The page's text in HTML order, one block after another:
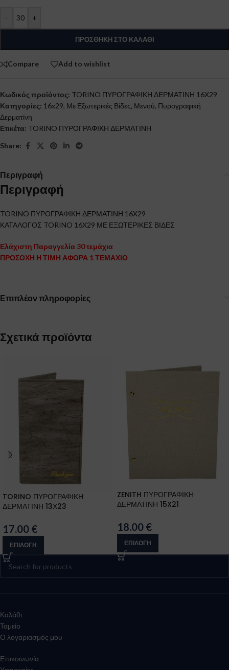
- +
ΠΡΟΣΘΉΚΗ ΣΤΟ ΚΑΛΆΘΙ
Compare Add to wishlist
Κωδικός προϊόντος: TORINO ΠΥΡΟΓΡΑΦΙΚΗ ΔΕΡΜΑΤΙΝΗ 16X29
Κατηγορίες: 16x29, Με Εξωτερικές Βίδες, Μενού, Πυρογραφική
Δερματίνη
Ετικέτα: TORINO ΠΥΡΟΓΡΑΦΙΚΗ ΔΕΡΜΑΤΙΝΗ
Share:
Περιγραφή
Περιγραφή
TORINO ΠΥΡΟΓΡΑΦΙΚΗ ΔΕΡΜΑΤΙΝΗ 16X29
ΚΑΤΑΛΟΓΟΣ TORINO 16X29 ΜΕ ΕΞΩΤΕΡΙΚΕΣ ΒΙΔΕΣ
Ελάχιστη Παραγγελία 30 τεμάχια
ΠΡΟΣΟΧΗ Η ΤΙΜΗ ΑΦΟΡΑ 1 ΤΕΜΑΧΙΟ
Επιπλέον πληροφορίες
Σχετικά προϊόντα
TORINO ΠΥΡΟΓΡΑΦΙΚΗ
ΔΕΡΜΑΤΙΝΗ 13Χ23
17.00 €
ΕΠΙΛΟΓΉ
ZENITH ΠΥΡΟΓΡΑΦΙΚΗ
ΔΕΡΜΑΤΙΝΗ 15X21
18.00 €
ΕΠΙΛΟΓΉ
Καλάθι
Ταμείο
Ο λογαριασμός μου
Επικοινωνία